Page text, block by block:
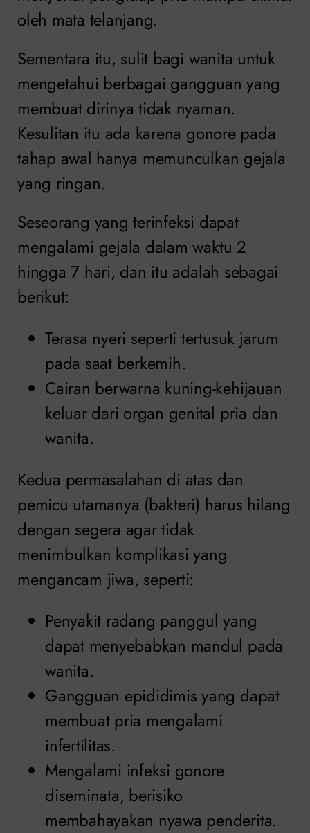
oleh mata telanjang.
Sementara itu, sulit bagi wanita untuk
mengetahui berbagai gangguan yang
membuat dirinya tidak nyaman.
Kesulitan itu ada karena gonore pada
tahap awal hanya memunculkan gejala
yang ringan.
Seseorang yang terinfeksi dapat
mengalami gejala dalam waktu 2
hingga 7 hari, dan itu adalah sebagai
berikut:
Terasa nyeri seperti tertusuk jarum
pada saat berkemih.
Cairan berwarna kuning-kehijauan
keluar dari organ genital pria dan
wanita.
Kedua permasalahan di atas dan
pemicu utamanya (bakteri) harus hilang
dengan segera agar tidak
menimbulkan komplikasi yang
mengancam jiwa, seperti:
Penyakit radang panggul yang
dapat menyebabkan mandul pada
wanita.
Gangguan epididimis yang dapat
membuat pria mengalami
infertilitas.
Mengalami infeksi gonore
diseminata, berisiko
membahayakan nyawa penderita.